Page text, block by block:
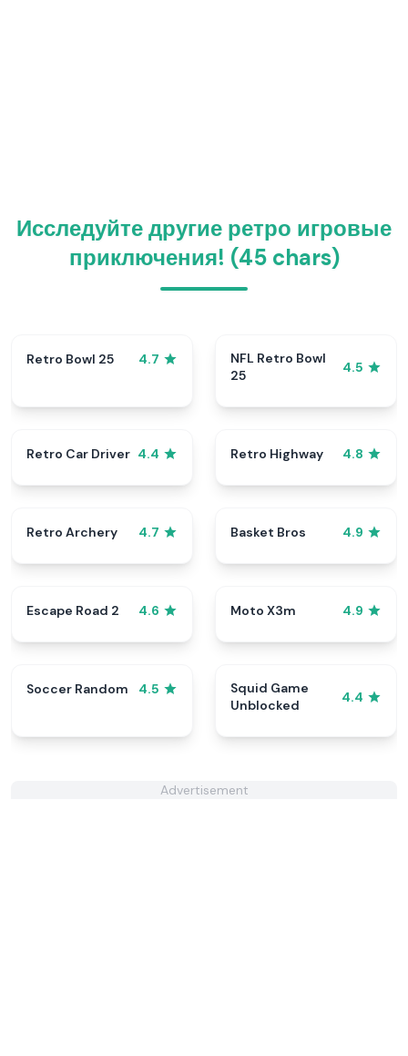
Исследуйте другие ретро игровые
приключения! (45 chars)
Retro Bowl 25 4.7
NFL Retro Bowl
25
4.5
Retro Car Driver 4.4 Retro Highway 4.8
Retro Archery 4.7 Basket Bros 4.9
Escape Road 2 4.6 Moto X3m 4.9
Soccer Random 4.5
Squid Game
Unblocked
4.4
Advertisement